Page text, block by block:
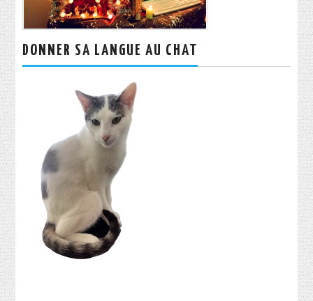
DONNER SA LANGUE AU CHAT